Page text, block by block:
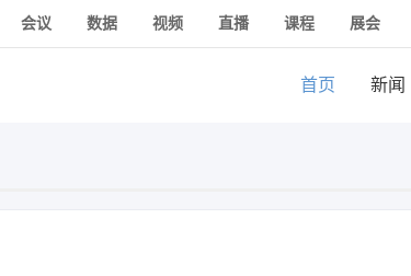
会议 数据 视频 直播 课程 展会
首页 新闻